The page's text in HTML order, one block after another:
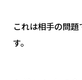
これは相手の問
す。